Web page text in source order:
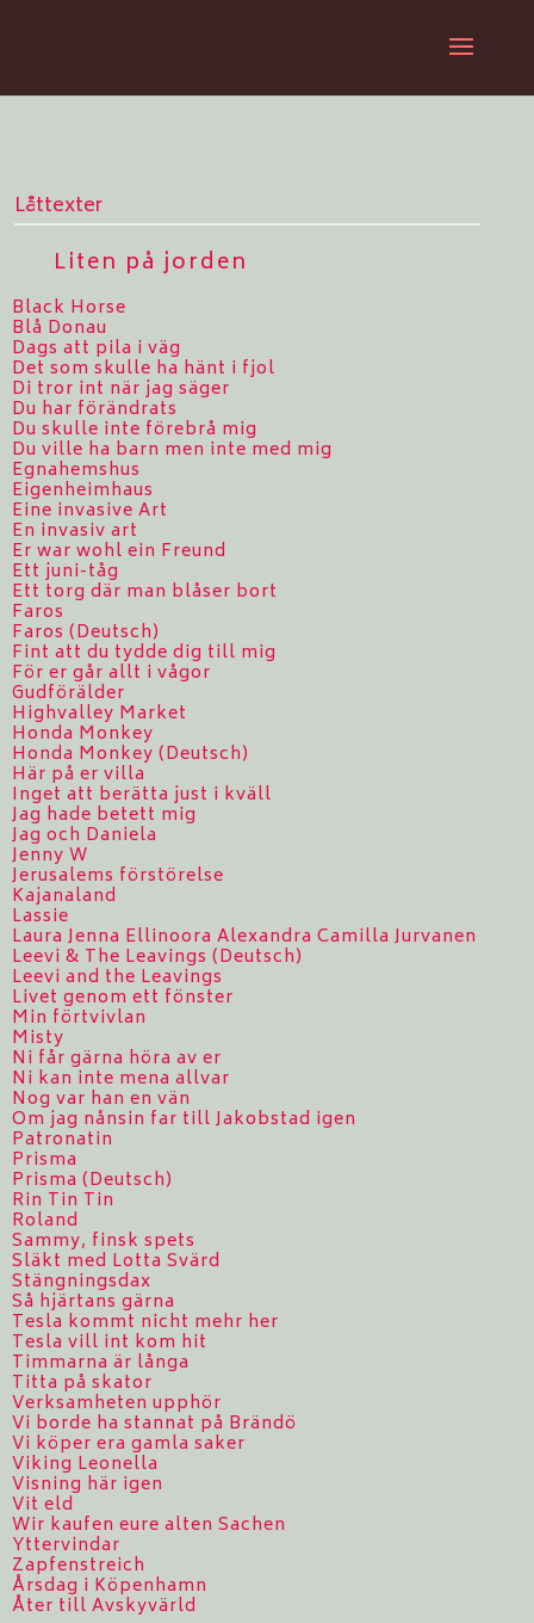
Låttexter
Liten på jorden
Black Horse
Blå Donau
Dags att pila i väg
Det som skulle ha hänt i fjol
Di tror int när jag säger
Du har förändrats
Du skulle inte förebrå mig
Du ville ha barn men inte med mig
Egnahemshus
Eigenheimhaus
Eine invasive Art
En invasiv art
Er war wohl ein Freund
Ett juni-tåg
Ett torg där man blåser bort
Faros
Faros (Deutsch)
Fint att du tydde dig till mig
För er går allt i vågor
Gudförälder
Highvalley Market
Honda Monkey
Honda Monkey (Deutsch)
Här på er villa
Inget att berätta just i kväll
Jag hade betett mig
Jag och Daniela
Jenny W
Jerusalems förstörelse
Kajanaland
Lassie
Laura Jenna Ellinoora Alexandra Camilla Jurvanen
Leevi & The Leavings (Deutsch)
Leevi and the Leavings
Livet genom ett fönster
Min förtvivlan
Misty
Ni får gärna höra av er
Ni kan inte mena allvar
Nog var han en vän
Om jag nånsin far till Jakobstad igen
Patronatin
Prisma
Prisma (Deutsch)
Rin Tin Tin
Roland
Sammy, finsk spets
Släkt med Lotta Svärd
Stängningsdax
Så hjärtans gärna
Tesla kommt nicht mehr her
Tesla vill int kom hit
Timmarna är långa
Titta på skator
Verksamheten upphör
Vi borde ha stannat på Brändö
Vi köper era gamla saker
Viking Leonella
Visning här igen
Vit eld
Wir kaufen eure alten Sachen
Yttervindar
Zapfenstreich
Årsdag i Köpenhamn
Åter till Avskyvärld